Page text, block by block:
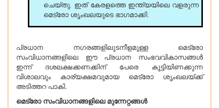
ചെയ്തു. ഇത് കേരളത്തെ ഇന്ത്യയിലെ വളരുന്ന
മെട്രോ ശൃംഖലയുടെ ഭാഗമാക്കി.
പ്രധാന നഗരങ്ങളിലുടനീളമുള്ള മെട്രോ
സംവിധാനങ്ങളിലെ ഈ പ്രധാന സംഭവവികാസങ്ങൾ
ഇന്ന് ദശലക്ഷക്കണക്കിന് പേരെ കൂട്ടിയിണക്കുന്ന
വിശാലവും കാര്യക്ഷമവുമായ മെട്രോ ശൃംഖലയ്ക്ക്
അടിത്തറ പാകി.
മെട്രോ സംവിധാനങ്ങളിലെ മുന്നേറ്റങ്ങൾ